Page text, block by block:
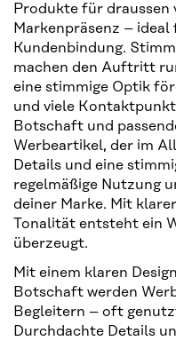
Produkte für draussen
Markenpräsenz –
Kundenbindung.
machen den Auftritt
eine stimmige Optik
und viele
Botschaft und
Werbeartikel, der im
Details und eine
regelmäßige Nutzung
deiner Marke. Mit
Tonalität entsteht ein
überzeugt.
Mit einem klaren
Botschaft werden
Begleitern – oft
Durchdachte Details